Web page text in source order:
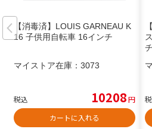
【消毒済】LOUIS GARNEAU K
16 子供用自転車 16インチ
マイストア在庫： 3073
税込 10208円
カートに入れる